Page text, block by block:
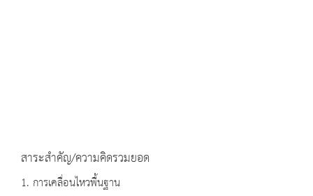
สาระสำคัญ/ความคิดรวมยอด
1. การเคลื่อนไหวพื้นฐาน